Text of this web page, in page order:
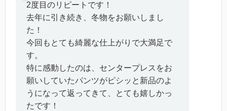
2度目のリピートです！
去年に引き続き、冬物をお願いしまし
た！
今回もとても綺麗な仕上がりで大満足で
す。
特に感動したのは、センタープレスをお
願いしていたパンツがピシッと新品のよ
うになって返ってきて、とても嬉しかっ
たです！